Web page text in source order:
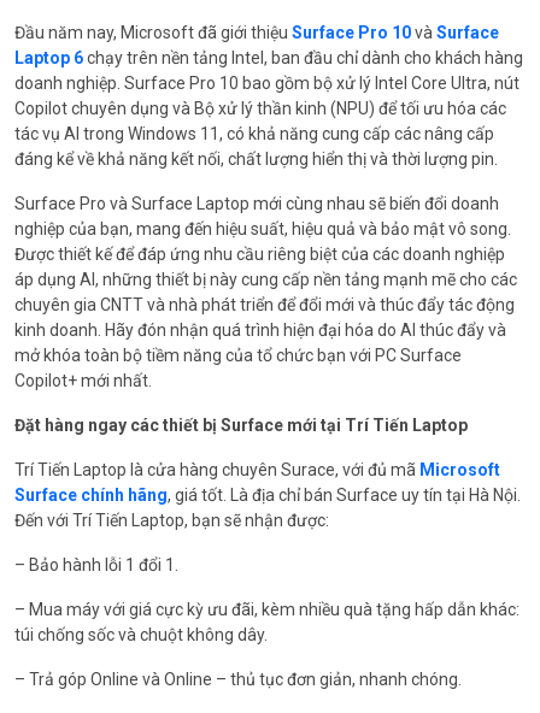
Đầu năm nay, Microsoft đã giới thiệu Surface Pro 10vàSurface
Laptop 6chạy trên nền tảng Intel, ban đầu chỉ dành cho khách hàng
doanh nghiệp. Surface Pro 10 bao gồm bộ xử lý Intel Core Ultra, nút
Copilot chuyên dụng và Bộ xử lý thần kinh (NPU) để tối ưu hóa các
tác vụ AI trong Windows 11, có khả năng cung cấp các nâng cấp
đáng kể về khả năng kết nối, chất lượng hiển thị và thời lượng pin.
Surface Pro và Surface Laptop mới cùng nhau sẽ biến đổi doanh
nghiệp của bạn, mang đến hiệu suất, hiệu quả và bảo mật vô song.
Được thiết kế để đáp ứng nhu cầu riêng biệt của các doanh nghiệp
áp dụng AI, những thiết bị này cung cấp nền tảng mạnh mẽ cho các
chuyên gia CNTT và nhà phát triển để đổi mới và thúc đẩy tác động
kinh doanh. Hãy đón nhận quá trình hiện đại hóa do AI thúc đẩy và
mở khóa toàn bộ tiềm năng của tổ chức bạn với PC Surface
Copilot+ mới nhất.
Đặt hàng ngay các thiết bị Surface mới tại Trí Tiến Laptop
Trí Tiến Laptop là cửa hàng chuyên Surace, với đủ mã Microsoft
Surface chính hãng, giá tốt. Là địa chỉ bán Surface uy tín tại Hà Nội.
Đến với Trí Tiến Laptop, bạn sẽ nhận được:
– Bảo hành lỗi 1 đổi 1.
– Mua máy với giá cực kỳ ưu đãi, kèm nhiều quà tặng hấp dẫn khác:
túi chống sốc và chuột không dây.
– Trả góp Online và Online – thủ tục đơn giản, nhanh chóng.